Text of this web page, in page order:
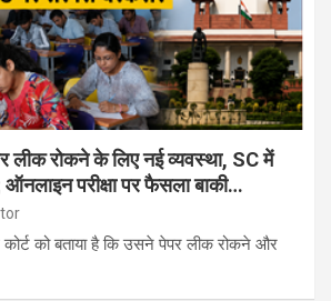
लीक रोकने के लिए नई व्यवस्था, SC में
परीक्षा पर फैसला बाकी…
को बताया है कि उसने पेपर लीक रोकने और